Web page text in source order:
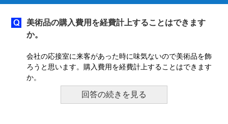
美術品の購入費用を経費計上することはできます
か。
会社の応接室に来客があった時に味気ないので美術品を飾
ろうと思います。購入費用を経費計上することはできます
か。
回答の続きを見る